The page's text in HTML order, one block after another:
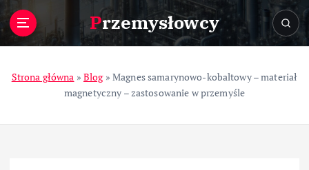
Przemysłowcy
Strona główna » Blog» Magnes samarynowo-kobaltowy – materiał
magnetyczny – zastosowanie w przemyśle